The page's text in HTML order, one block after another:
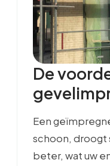
De
Een
schoon, droogt
beter, wat uw